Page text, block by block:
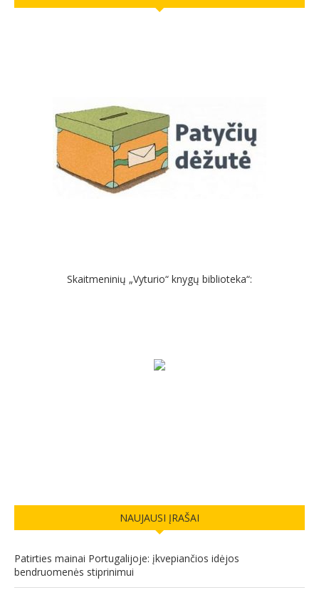
Skaitmeninių „Vyturio“ knygų biblioteka“:
NAUJAUSI ĮRAŠAI
Patirties mainai Portugalijoje: įkvepiančios idėjos
bendruomenės stiprinimui